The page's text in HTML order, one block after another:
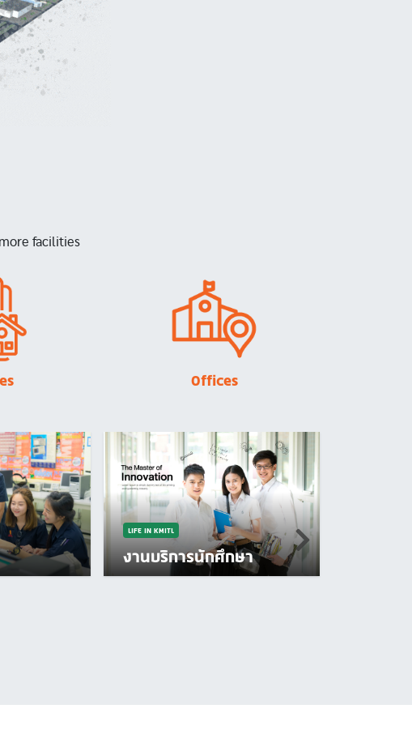
facilities
Offices
LIFE IN KMITL
งานบริการนักศึกษา